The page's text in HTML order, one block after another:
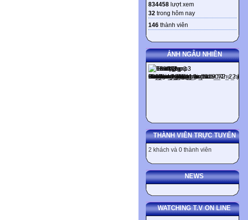
834458 lượt xem
32 trong hôm nay
146 thành viên
ẢNH NGẪU NHIÊN
THÀNH VIÊN TRỰC TUYẾN
2 khách và 0 thành viên
NEWS
WATCHING T.V ON LINE